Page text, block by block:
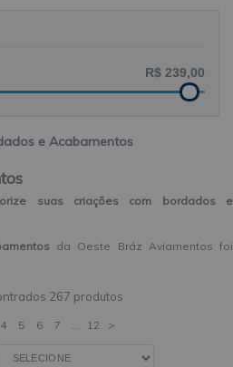
e Acabamentos
suas criações com bordados e
da Oeste Bráz Aviamentos foi
peças de decoração ou projetos
transforma o bom em extraordinário. E é
seleção especial de
e enfeites decorativos
267 produtos
4 5 6 7 ... 12 >